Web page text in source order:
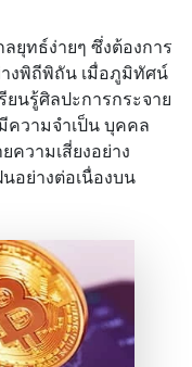
ยุทธ์ง่ายๆ ซึ่งต้องการ
งพิถีพิถัน เมื่อภูมิทัศน์
ยนรู้ศิลปะการกระจาย
ความจําเป็น บุคคล
ความเสี่ยงอย่าง
อย่างต่อเนื่องบน